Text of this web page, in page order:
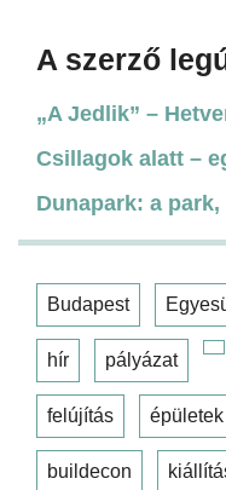
A szerző
„A Jedlik” –
Csillagok alatt –
Dunapark: a
Budapest
hír pályázat
felújítás épületek
buildecon